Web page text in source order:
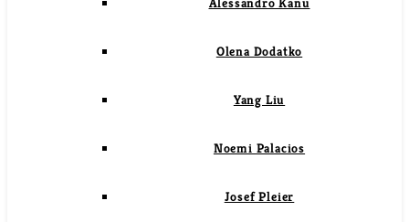
Olena Dodatko
Yang Liu
Noemi Palacios
Josef Pleier